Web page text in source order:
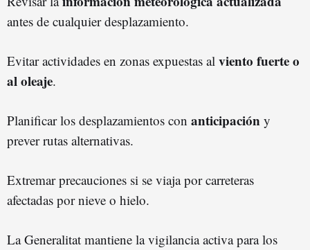
antes de cualquier desplazamiento.
Evitar actividades en zonas expuestas al viento fuerte o
al oleaje.
Planificar los desplazamientos con anticipación y
prever rutas alternativas.
Extremar precauciones si se viaja por carreteras
afectadas por nieve o hielo.
La Generalitat mantiene la vigilancia activa para los